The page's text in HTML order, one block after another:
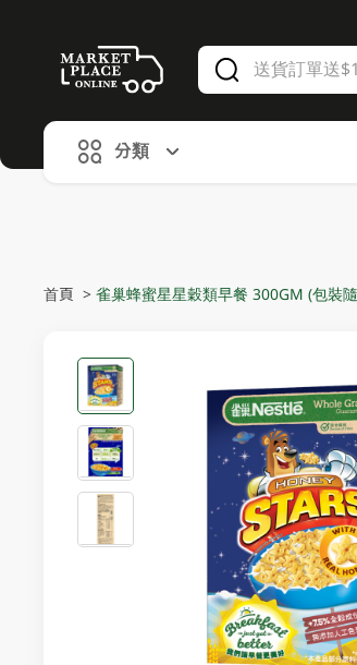
alid Until 30 June 2026
分類
首頁 > 雀巢蜂蜜星星穀類早餐 300GM (包裝